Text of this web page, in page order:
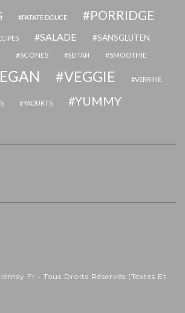
PATATE DOUCE PORRIDGE
SALADE SANSGLUTEN
SCONES SEITAN SMOOTHIE
VEGGIE VERRINE
YAOURTS YUMMY
• Tous Droits Réservés (textes Et